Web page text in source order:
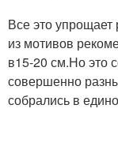
Все это
из мотивов
в15-20 см.Но это
совершенно
собрались в